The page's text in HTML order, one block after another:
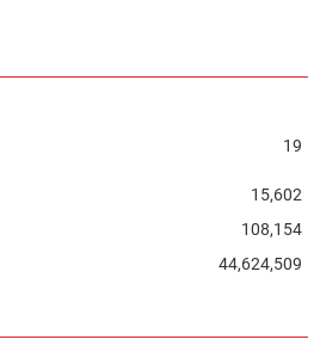
19
15,602
108,154
44,624,509